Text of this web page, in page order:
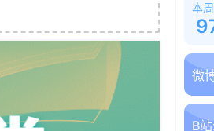
本
微
B